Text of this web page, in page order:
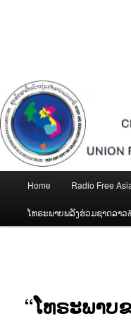
Home Radio Free
ໂທຣະພາບພລັງຮ່ວມຊາດລາວ
“ໂທຣະພາບ